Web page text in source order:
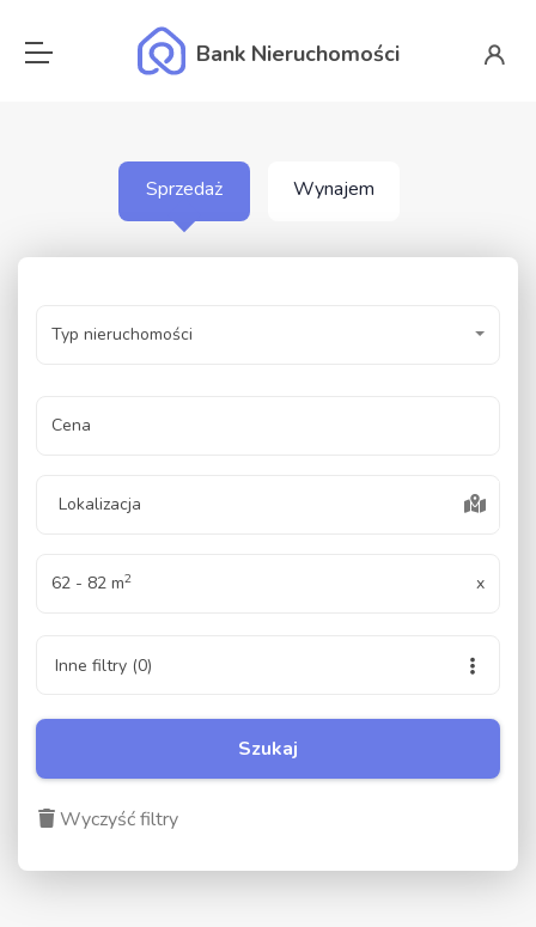
Bank Nieruchomości
Sprzedaż Wynajem
Typ nieruchomości
Cena
Lokalizacja
62 - 82 m2 x
Inne filtry (0)
Szukaj
Wyczyść filtry